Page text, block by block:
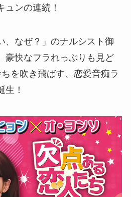
ュンの連続！
、なぜ？」のナルシスト御
豪快なフラれっぷりも見ど
を吹き飛ばす、恋愛音痴ラ
生！